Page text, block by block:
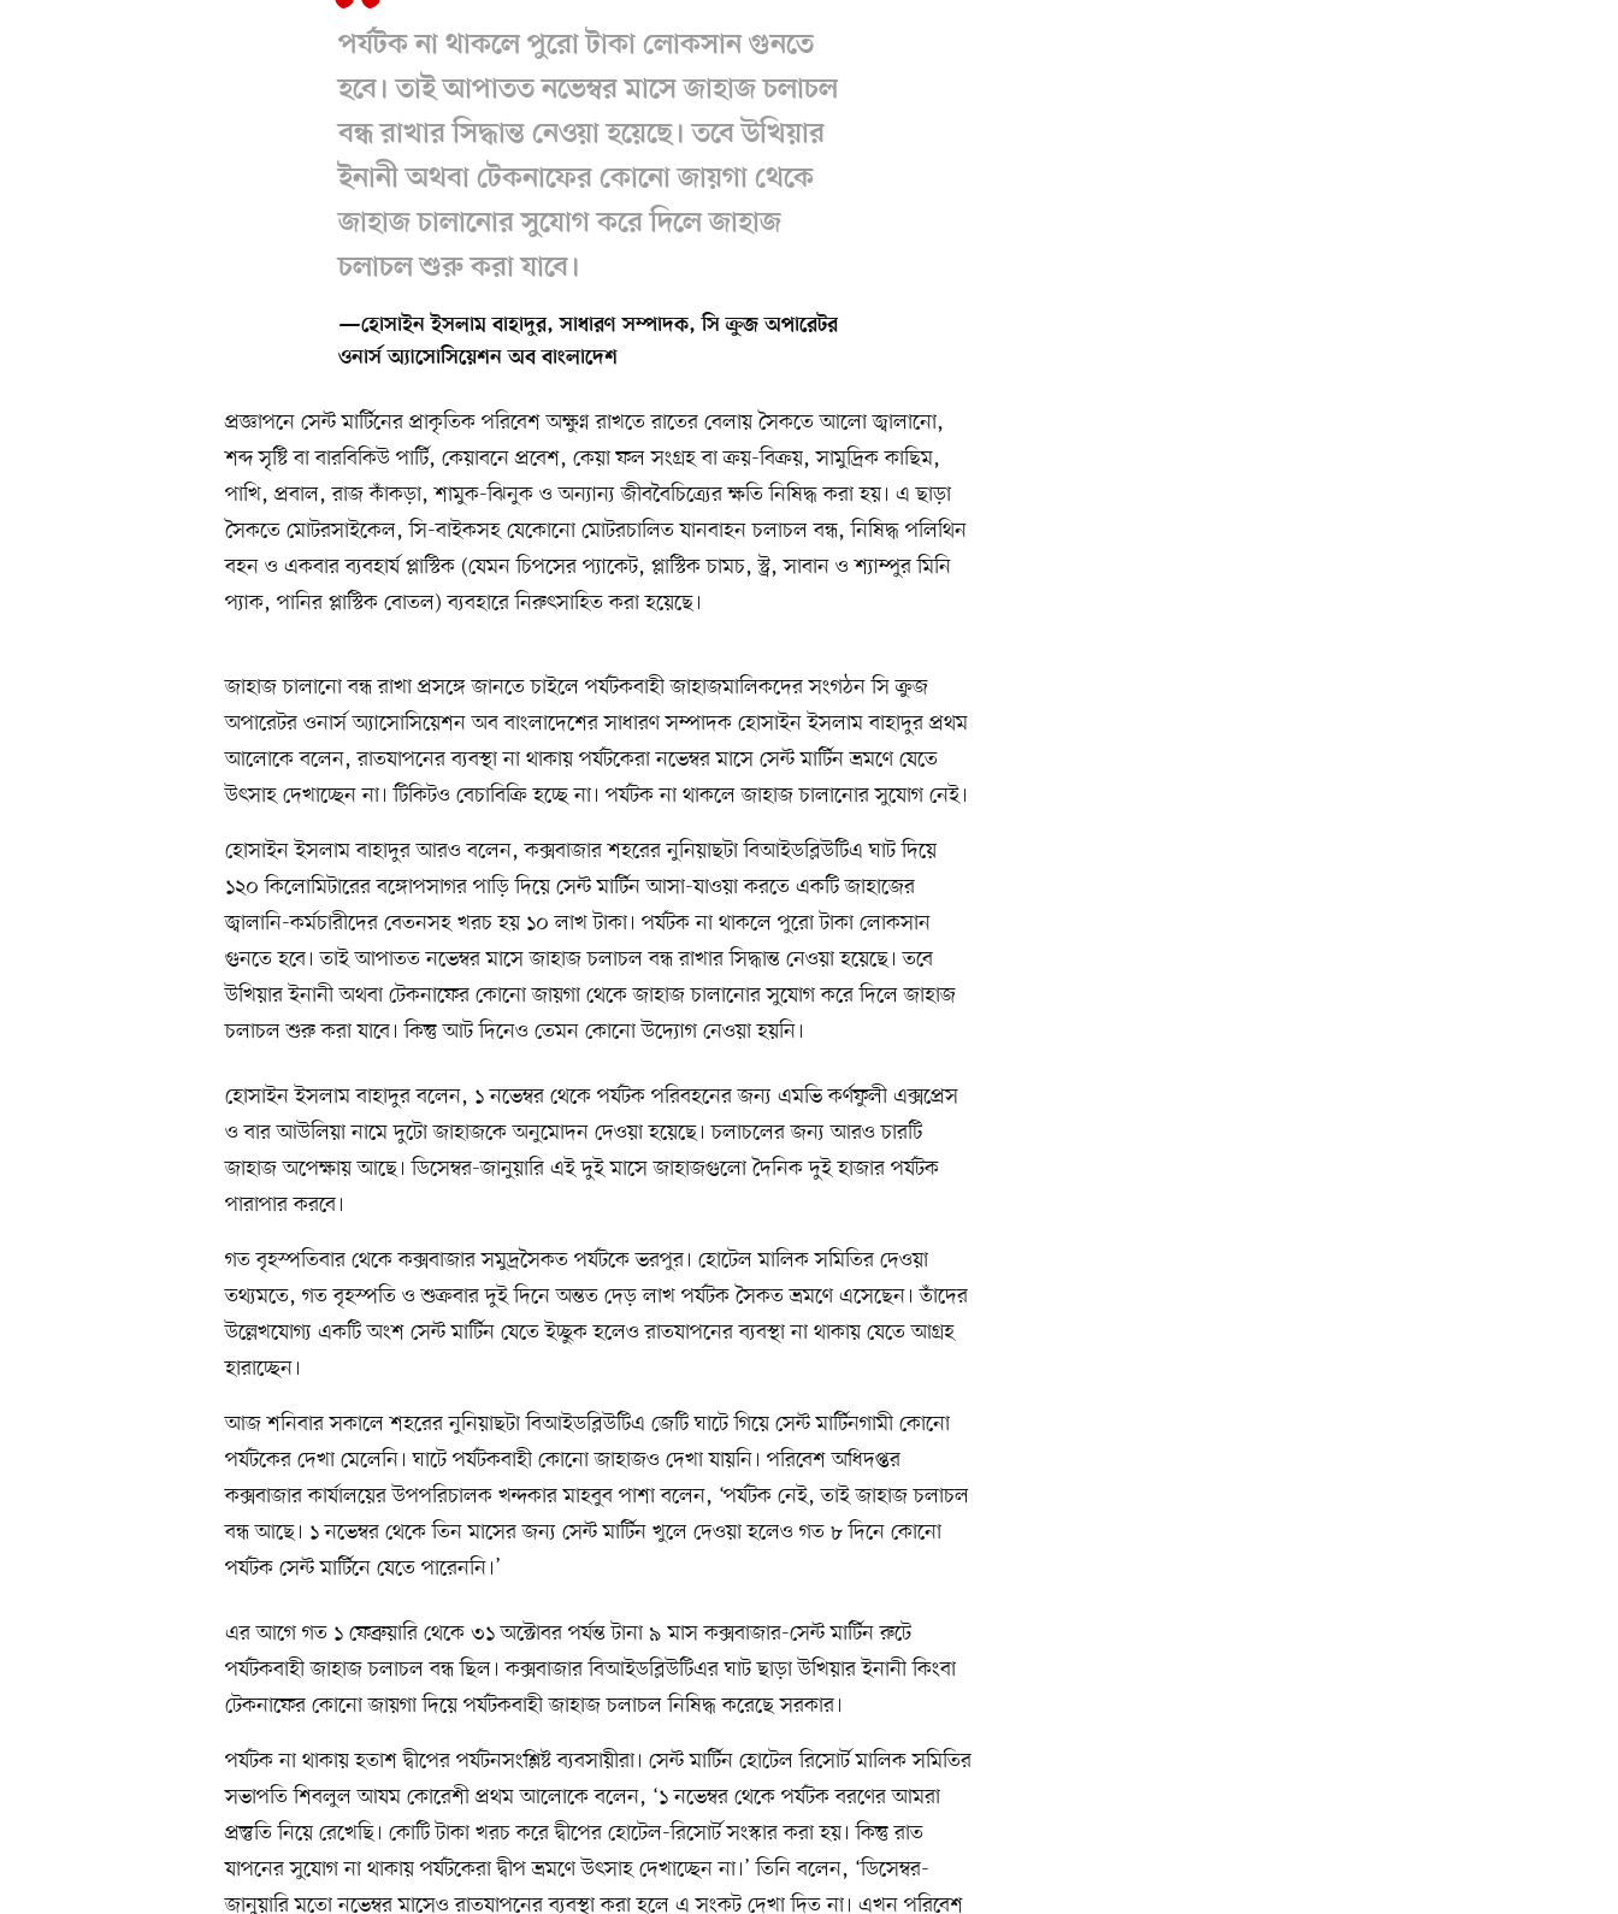
পর্যটক না থাকলে পুরো টাকা লোকসান গুনতে
হবে। তাই আপাতত নভেম্বর মাসে জাহাজ চলাচল
বন্ধ রাখার সিদ্ধান্ত নেওয়া হয়েছে। তবে উখিয়ার
ইনানী অথবা টেকনাফের কোনো জায়গা থেকে
জাহাজ চালানোর সুযোগ করে দিলে জাহাজ
চলাচল শুরু করা যাবে।
—হোসাইন ইসলাম বাহাদুর, সাধারণ সম্পাদক, সি ক্রুজ অপারেটর
ওনার্স অ্যাসোসিয়েশন অব বাংলাদেশ
প্রজ্ঞাপনে সেন্ট মার্টিনের প্রাকৃতিক পরিবেশ অক্ষুণ্ন রাখতে রাতের বেলায় সৈকতে আলো জ্বালানো,
শব্দ সৃষ্টি বা বারবিকিউ পার্টি, কেয়াবনে প্রবেশ, কেয়া ফল সংগ্রহ বা ক্রয়-বিক্রয়, সামুদ্রিক কাছিম,
পাখি, প্রবাল, রাজ কাঁকড়া, শামুক-ঝিনুক ও অন্যান্য জীববৈচিত্র্যের ক্ষতি নিষিদ্ধ করা হয়। এ ছাড়া
সৈকতে মোটরসাইকেল, সি-বাইকসহ যেকোনো মোটরচালিত যানবাহন চলাচল বন্ধ, নিষিদ্ধ পলিথিন
বহন ও একবার ব্যবহার্য প্লাস্টিক (যেমন চিপসের প্যাকেট, প্লাস্টিক চামচ, স্ট্র, সাবান ও শ্যাম্পুর মিনি
প্যাক, পানির প্লাস্টিক বোতল) ব্যবহারে নিরুৎসাহিত করা হয়েছে।
জাহাজ চালানো বন্ধ রাখা প্রসঙ্গে জানতে চাইলে পর্যটকবাহী জাহাজমালিকদের সংগঠন সি ক্রুজ
অপারেটর ওনার্স অ্যাসোসিয়েশন অব বাংলাদেশের সাধারণ সম্পাদক হোসাইন ইসলাম বাহাদুর প্রথম
আলোকে বলেন, রাতযাপনের ব্যবস্থা না থাকায় পর্যটকেরা নভেম্বর মাসে সেন্ট মার্টিন ভ্রমণে যেতে
উৎসাহ দেখাচ্ছেন না। টিকিটও বেচাবিক্রি হচ্ছে না। পর্যটক না থাকলে জাহাজ চালানোর সুযোগ নেই।
হোসাইন ইসলাম বাহাদুর আরও বলেন, কক্সবাজার শহরের নুনিয়াছটা বিআইডব্লিউটিএ ঘাট দিয়ে
১২০ কিলোমিটারের বঙ্গোপসাগর পাড়ি দিয়ে সেন্ট মার্টিন আসা-যাওয়া করতে একটি জাহাজের
জ্বালানি-কর্মচারীদের বেতনসহ খরচ হয় ১০ লাখ টাকা। পর্যটক না থাকলে পুরো টাকা লোকসান
গুনতে হবে। তাই আপাতত নভেম্বর মাসে জাহাজ চলাচল বন্ধ রাখার সিদ্ধান্ত নেওয়া হয়েছে। তবে
উখিয়ার ইনানী অথবা টেকনাফের কোনো জায়গা থেকে জাহাজ চালানোর সুযোগ করে দিলে জাহাজ
চলাচল শুরু করা যাবে। কিন্তু আট দিনেও তেমন কোনো উদ্যোগ নেওয়া হয়নি।
হোসাইন ইসলাম বাহাদুর বলেন, ১ নভেম্বর থেকে পর্যটক পরিবহনের জন্য এমভি কর্ণফুলী এক্সপ্রেস
ও বার আউলিয়া নামে দুটো জাহাজকে অনুমোদন দেওয়া হয়েছে। চলাচলের জন্য আরও চারটি
জাহাজ অপেক্ষায় আছে। ডিসেম্বর-জানুয়ারি এই দুই মাসে জাহাজগুলো দৈনিক দুই হাজার পর্যটক
পারাপার করবে।
গত বৃহস্পতিবার থেকে কক্সবাজার সমুদ্রসৈকত পর্যটকে ভরপুর। হোটেল মালিক সমিতির দেওয়া
তথ্যমতে, গত বৃহস্পতি ও শুক্রবার দুই দিনে অন্তত দেড় লাখ পর্যটক সৈকত ভ্রমণে এসেছেন। তাঁদের
উল্লেখযোগ্য একটি অংশ সেন্ট মার্টিন যেতে ইচ্ছুক হলেও রাতযাপনের ব্যবস্থা না থাকায় যেতে আগ্রহ
হারাচ্ছেন।
আজ শনিবার সকালে শহরের নুনিয়াছটা বিআইডব্লিউটিএ জেটি ঘাটে গিয়ে সেন্ট মার্টিনগামী কোনো
পর্যটকের দেখা মেলেনি। ঘাটে পর্যটকবাহী কোনো জাহাজও দেখা যায়নি। পরিবেশ অধিদপ্তর
কক্সবাজার কার্যালয়ের উপপরিচালক খন্দকার মাহবুব পাশা বলেন, ‘পর্যটক নেই, তাই জাহাজ চলাচল
বন্ধ আছে। ১ নভেম্বর থেকে তিন মাসের জন্য সেন্ট মার্টিন খুলে দেওয়া হলেও গত ৮ দিনে কোনো
পর্যটক সেন্ট মার্টিনে যেতে পারেননি।’
এর আগে গত ১ ফেব্রুয়ারি থেকে ৩১ অক্টোবর পর্যন্ত টানা ৯ মাস কক্সবাজার-সেন্ট মার্টিন রুটে
পর্যটকবাহী জাহাজ চলাচল বন্ধ ছিল। কক্সবাজার বিআইডব্লিউটিএর ঘাট ছাড়া উখিয়ার ইনানী কিংবা
টেকনাফের কোনো জায়গা দিয়ে পর্যটকবাহী জাহাজ চলাচল নিষিদ্ধ করেছে সরকার।
পর্যটক না থাকায় হতাশ দ্বীপের পর্যটনসংশ্লিষ্ট ব্যবসায়ীরা। সেন্ট মার্টিন হোটেল রিসোর্ট মালিক সমিতির
সভাপতি শিবলুল আযম কোরেশী প্রথম আলোকে বলেন, ‘১ নভেম্বর থেকে পর্যটক বরণের আমরা
প্রস্তুতি নিয়ে রেখেছি। কোটি টাকা খরচ করে দ্বীপের হোটেল-রিসোর্ট সংস্কার করা হয়। কিন্তু রাত
যাপনের সুযোগ না থাকায় পর্যটকেরা দ্বীপ ভ্রমণে উৎসাহ দেখাচ্ছেন না।’ তিনি বলেন, ‘ডিসেম্বর-
জানুয়ারি মতো নভেম্বর মাসেও রাতযাপনের ব্যবস্থা করা হলে এ সংকট দেখা দিত না। এখন পরিবেশ